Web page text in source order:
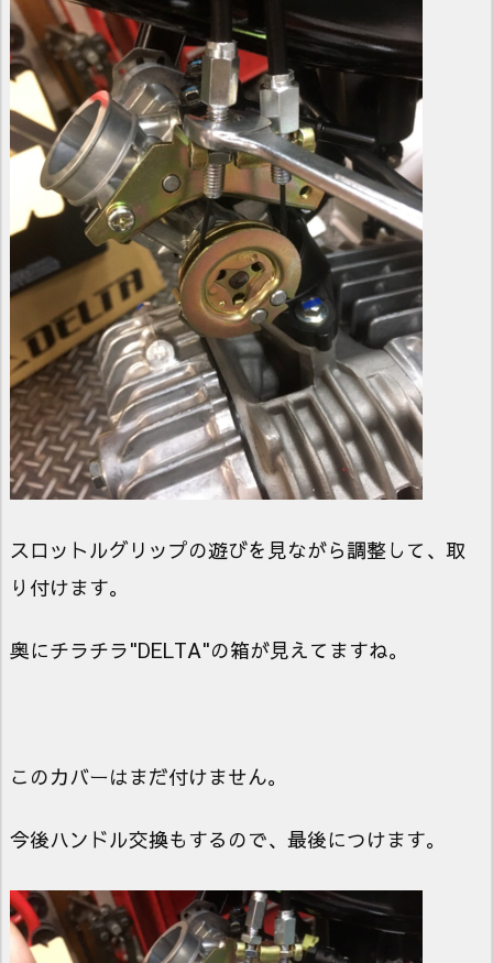
スロットルグリップの遊びを見ながら調整して、取
り付けます。
奥にチラチラ"DELTA"の箱が見えてますね。
このカバーはまだ付けません。
今後ハンドル交換もするので、最後につけます。